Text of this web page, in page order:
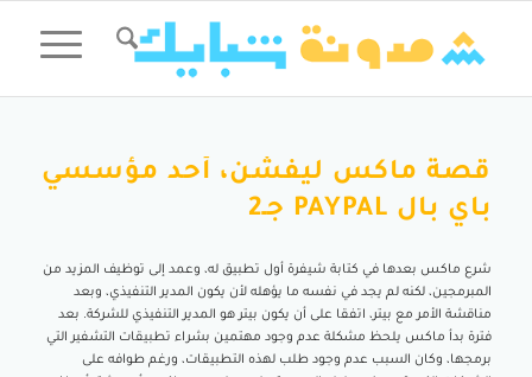
قصة ماكس ليفشن، أحد مؤسسي
باي بال PAYPAL جـ2
شرع ماكس بعدها في كتابة شيفرة أول تطبيق له، وعمد إلى توظيف المزيد من
المبرمجين، لكنه لم يجد في نفسه ما يؤهله لأن يكون المدير التنفيذي، وبعد
مناقشة الأمر مع بيتر، اتفقا على أن يكون بيتر هو المدير التنفيذي للشركة. بعد
فترة بدأ ماكس يلحظ مشكلة عدم وجود مهتمين بشراء تطبيقات التشفير التي
برمجها، وكان السبب عدم وجود طلب لهذه التطبيقات، ورغم طوافه على